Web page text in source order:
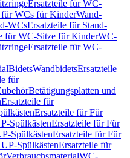
Ersatzteile für WC-
für WCs für KinderWand-
WCsErsatzteile für Stand-
für WC-Sitze für KinderWC-
Ersatzteile für WC-
BidetsWandbidetsErsatzteile
für
Betätigungsplatten und
Ersatzteile für
Ersatzteile für Für
SpülkästenErsatzteile für Für
SpülkästenErsatzteile für Für
SpülkästenErsatzteile für
VerbrauchsmaterialWC-